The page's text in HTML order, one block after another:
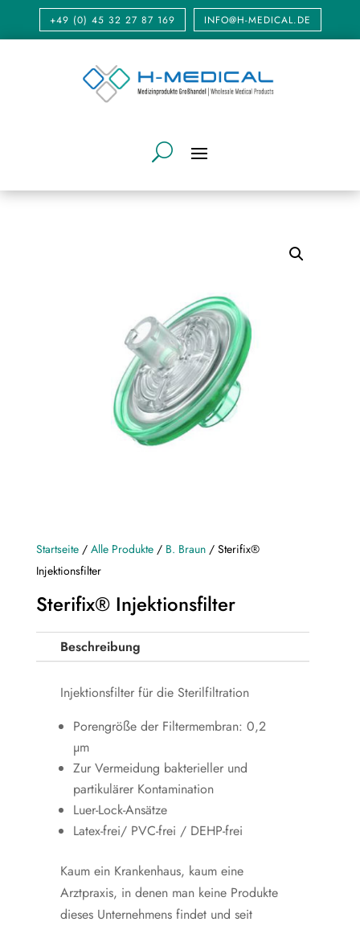
+49 (0) 45 32 27 87 169 INFO@H-MEDICAL.DE
Startseite/ Alle Produkte/ B. Braun/ Sterifix®
Injektionsfilter
Sterifix® Injektionsfilter
Beschreibung
Injektionsfilter für die Sterilfiltration
Porengröße der Filtermembran: 0,2
µm
Zur Vermeidung bakterieller und
partikulärer Kontamination
Luer-Lock-Ansätze
Latex-frei/ PVC-frei / DEHP-frei
Kaum ein Krankenhaus, kaum eine
Arztpraxis, in denen man keine Produkte
dieses Unternehmens findet und seit